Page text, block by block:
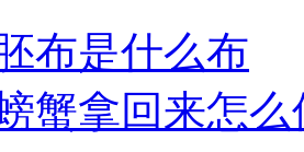
布是什么布
蟹拿回来怎